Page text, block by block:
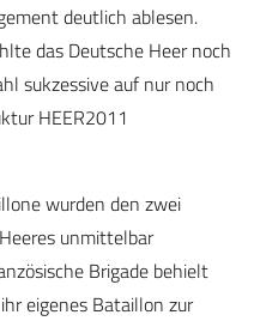
deutlich ablesen.
das Deutsche Heer noch
sukzessive auf nur noch
HEER2011
wurden den zwei
unmittelbar
Brigade behielt
eigenes Bataillon zur